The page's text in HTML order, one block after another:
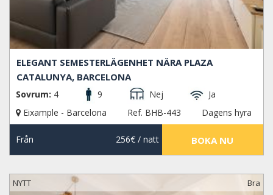
ELEGANT SEMESTERLÄGENHET NÄRA PLAZA
CATALUNYA, BARCELONA
Sovrum: 4 9 Nej
Ja
Eixample - Barcelona
Ref. BHB-443 Dagens hyra
Från 256€/ natt BOKA NU
NYTT Bra